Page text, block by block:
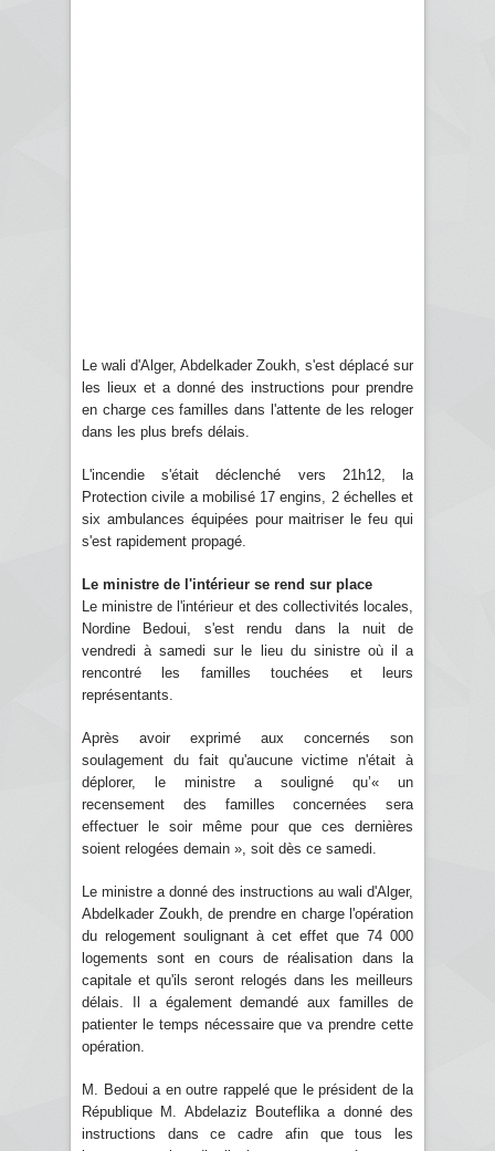
Le wali d'Alger, Abdelkader Zoukh, s'est déplacé sur
les lieux et a donné des instructions pour prendre
en charge ces familles dans l'attente de les reloger
dans les plus brefs délais.
L'incendie s'était déclenché vers 21h12, la
Protection civile a mobilisé 17 engins, 2 échelles et
six ambulances équipées pour maitriser le feu qui
s'est rapidement propagé.
Le ministre de l'intérieur se rend sur place
Le ministre de l'intérieur et des collectivités locales,
Nordine Bedoui, s'est rendu dans la nuit de
vendredi à samedi sur le lieu du sinistre où il a
rencontré les familles touchées et leurs
représentants.
Après avoir exprimé aux concernés son
soulagement du fait qu'aucune victime n'était à
déplorer, le ministre a souligné qu’« un
recensement des familles concernées sera
effectuer le soir même pour que ces dernières
soient relogées demain », soit dès ce samedi.
Le ministre a donné des instructions au wali d'Alger,
Abdelkader Zoukh, de prendre en charge l'opération
du relogement soulignant à cet effet que 74 000
logements sont en cours de réalisation dans la
capitale et qu'ils seront relogés dans les meilleurs
délais. Il a également demandé aux familles de
patienter le temps nécessaire que va prendre cette
opération.
M. Bedoui a en outre rappelé que le président de la
République M. Abdelaziz Bouteflika a donné des
instructions dans ce cadre afin que tous les